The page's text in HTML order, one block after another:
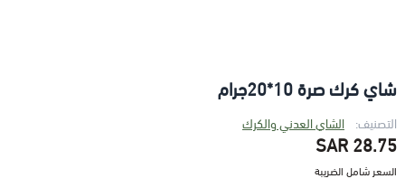
شاي كرك صرة 10*20جرام
التصنيف: الشاي العدني والكرك
28.75 SAR
السعر شامل الضريبة